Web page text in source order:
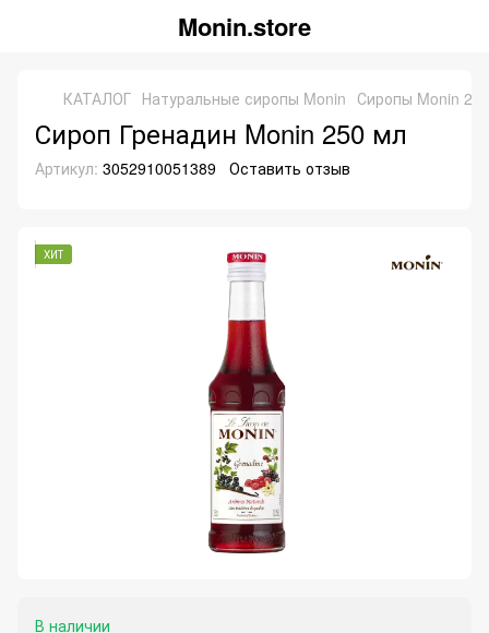
Monin.store
КАТАЛОГ Натуральные сиропы Monin Сиропы Monin
Сироп Гренадин Monin 250 мл
Артикул: 3052910051389 Оставить отзыв
ХИТ
В наличии